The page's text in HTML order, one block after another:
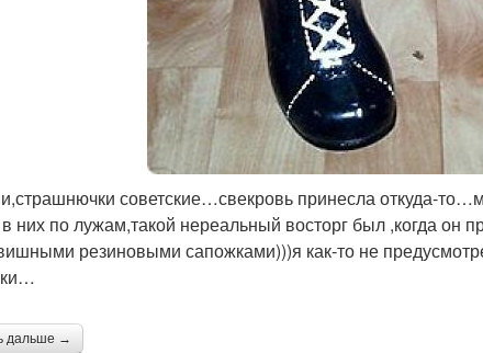
советские…свекровь принесла откуда-
них по лужам,такой нереальный восторг был ,когда он
резиновыми сапожками)))я как-то не
дальше →